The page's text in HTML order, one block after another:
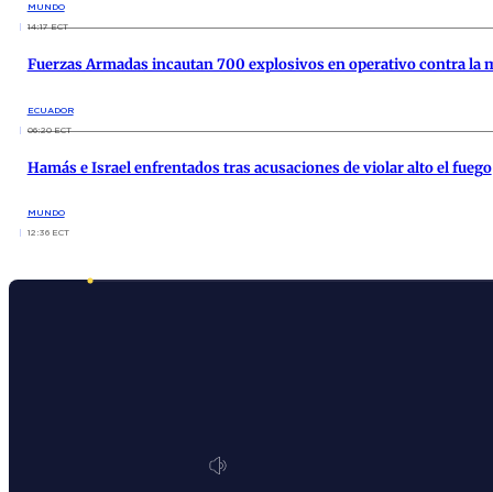
MUNDO
14:17 ECT
Fuerzas Armadas incautan 700 explosivos en operativo contra la
ECUADOR
06:20 ECT
Hamás e Israel enfrentados tras acusaciones de violar alto el fuego
MUNDO
12:36 ECT